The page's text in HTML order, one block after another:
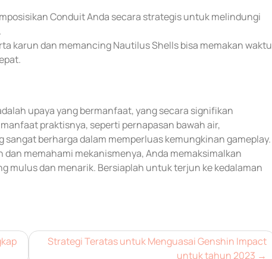
Conduit Anda secara strategis untuk melindungi
karun dan memancing Nautilus Shells bisa memakan waktu
upaya yang bermanfaat, yang secara signifikan
praktisnya, seperti pernapasan bawah air,
berharga dalam memperluas kemungkinan gameplay.
memahami mekanismenya, Anda memaksimalkan
mulus dan menarik. Bersiaplah untuk terjun ke kedalaman
Strategi Teratas untuk Menguasai Genshin Impact
untuk tahun 2023